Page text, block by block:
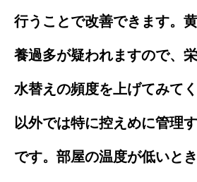
行うことで改善できます。
養過多が疑われますので、
水替えの頻度を上げてみて
以外では特に控えめに管理
です。部屋の温度が低いと